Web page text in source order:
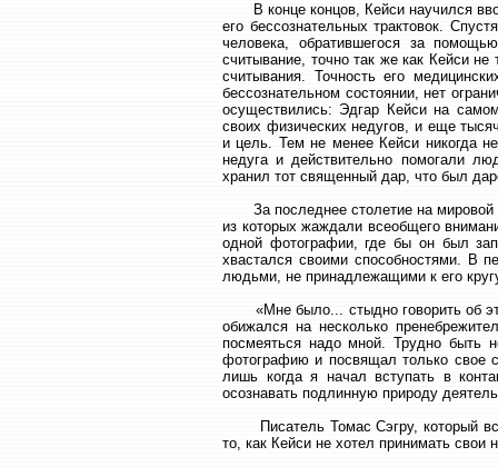
В конце концов, Кейси научился
его бессознательных трактовок.
человека, обратившегося за
считывание, точно так же как Кейси
считывания. Точность его
бессознательном состоянии, нет
осуществились: Эдгар Кейси на
своих физических недугов, и еще
и цель. Тем не менее Кейси никогда
недуга и действительно помогали
хранил тот священный дар, что был
За последнее столетие на мировой
из которых жаждали всеобщего
одной фотографии, где бы он был
хвастался своими способностями. В
людьми, не принадлежащими к его
«Мне было... стыдно говорить об
обижался на несколько
посмеяться надо мной. Трудно быть
фотографию и посвящал только свое
лишь когда я начал вступать в
осознавать подлинную природу
Писатель Томас Сэгру, который
то, как Кейси не хотел принимать свои